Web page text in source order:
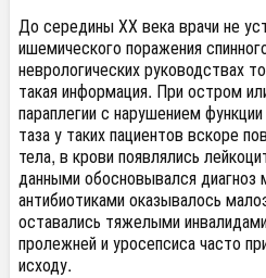
До середины ХХ века врачи не
ишемического поражения
неврологических руководствах
такая информация. При остром
параплегии с нарушением
таза у таких пациентов вскоре
тела, в крови появлялись
данными обосновывался диагноз
антибиотиками оказывалось
оставались тяжелыми
пролежней и уросепсиса часто
исходу.